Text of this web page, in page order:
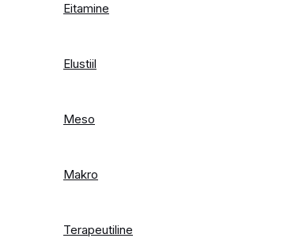
Eitamine
Elustiil
Meso
Makro
Terapeutiline